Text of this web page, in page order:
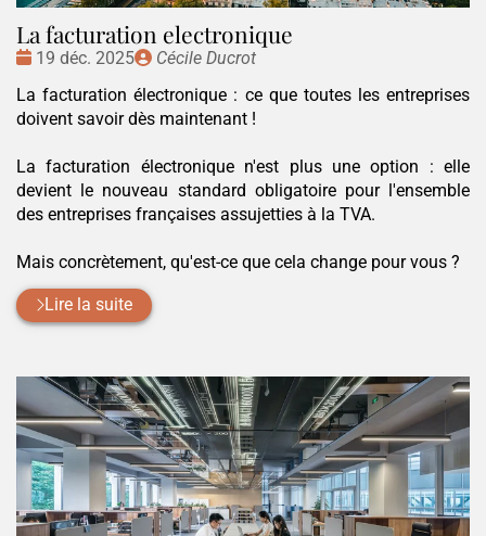
La facturation electronique
Date
19 déc. 2025
Publié
Cécile Ducrot
La facturation électronique : ce que toutes les entreprises
doivent savoir dès maintenant !
La facturation électronique n'est plus une option : elle
devient le nouveau standard obligatoire pour l'ensemble
des entreprises françaises assujetties à la TVA.
Mais concrètement, qu'est-ce que cela change pour vous ?
Lire la suite